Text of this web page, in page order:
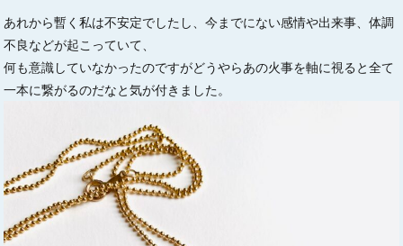
あれから暫く私は不安定でしたし、今までにない感情や出来事、体調
不良などが起こっていて、
何も意識していなかったのですがどうやらあの火事を軸に視ると全て
一本に繋がるのだなと気が付きました。